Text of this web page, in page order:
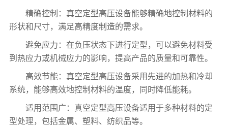
精确控制：真空定型高压设备能够精确地控制材料的
形状和尺寸，满足高精度制造的需求。
避免应力：在负压状态下进行定型，可以避免材料受
到热应力或机械应力的影响，提高产品的质量和可靠性。
高效节能：真空定型高压设备采用先进的加热和冷却
系统，能够高效地控制材料的温度，同时降低能耗。
适用范围广：真空定型高压设备适用于多种材料的定
型处理，包括金属、塑料、纺织品等。